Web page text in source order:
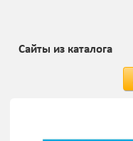
Сайты из каталога